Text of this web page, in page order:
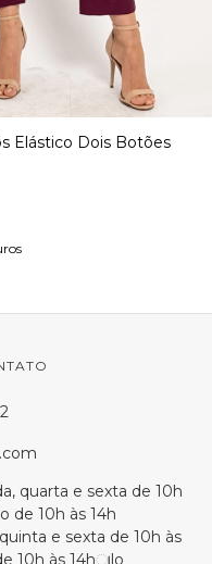
Elástico Dois Botões